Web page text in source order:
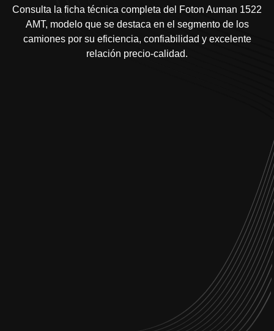
Consulta la ficha técnica completa del Foton Auman 1522
AMT, modelo que se destaca en el segmento de los
camiones por su eficiencia, confiabilidad y excelente
relación precio-calidad.